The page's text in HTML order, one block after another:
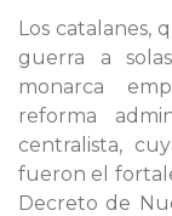
Los catalanes,
guerra a
monarca
reforma
centralista,
fueron el
Decreto de